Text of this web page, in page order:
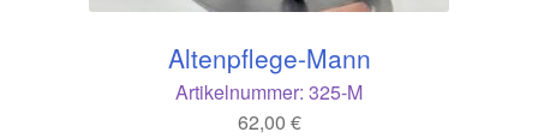
Altenpflege-Mann
Artikelnummer: 325-M
62,00 €